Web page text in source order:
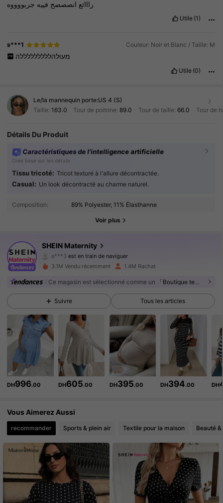
رااائع انصصصح فييه جربووووه
Utile (1)
s***1 Couleur: Noir et Blanc / Taille: M
מעולהלללללללללה
Utile (0)
Le/la mannequin porte:US 4 (S)
Taille: 163.0 Tour de poitrine: 89.0 Tour de taille: 66.0 Tour de
Détails Du Produit
Caractéristiques de l'intelligence artificielle
Créé basé sur les détails
Tissu tricoté: Tricot texturé à l'allure décontractée.
Casual: Un look décontracté au charme naturel.
Composition: 89% Polyester, 11% Élasthanne
Voir plus
SHEIN Maternity
4.88 481K Suiveurs
481K Suiveurs
4.88 481K Suiveurs
4.88 481K Suiveurs
4.88 481K Suiveurs
4.88 481K Suiveurs
481K Suiveurs
4.88 481K Suiveurs
3.1M Vendu récemment 1.4M Rachat
Ce magasin est sélectionné comme un 「Boutique tendance」
Suivre Tous les articles
DH996.00 DH605.00 DH395.00 DH394.00 DH
Vous Aimerez Aussi
recommander Sports & plein air Textile pour la maison Beauté